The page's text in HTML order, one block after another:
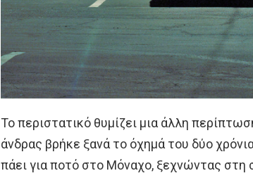
Το περιστατικό θυμίζει μια άλλη
άνδρας βρήκε ξανά το όχημά του δύο
πάει για ποτό στο Μόναχο, ξεχνώντας στη